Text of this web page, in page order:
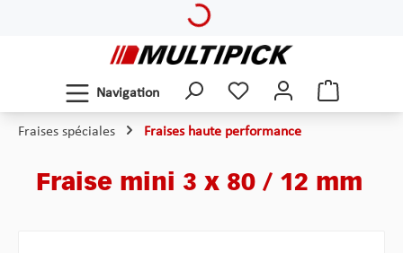
Navigation
Fraises spéciales Fraises haute performance
Fraise mini 3 x 80 / 12 mm